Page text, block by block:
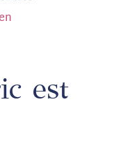
est